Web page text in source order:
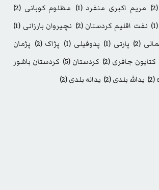
(2) مریم اکبری منفرد (1) مظلوم کوبانی (2)
(1) نفت اقلیم کردستان (2) نچیروان بارزانی (1)
(2) پارتی (1) پدوفیلی (1) پژاک (2)
پژمان
کتایون جافری (2) کردستان (5)
کردستان باشور
(2) یدالله بلدی(2) یداله بلدی(2)